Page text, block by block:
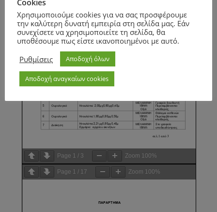
Page 1 / 3 Zoom 100%
Page 1 / 17 Zoom 100%
Cookies
Χρησιμοποιούμε cookies για να σας προσφέρουμε
την καλύτερη δυνατή εμπειρία στη σελίδα μας. Εάν
συνεχίσετε να χρησιμοποιείτε τη σελίδα, θα
υποθέσουμε πως είστε ικανοποιημένοι με αυτό.
Ρυθμίσεις
Αποδοχή όλων
Αποδοχή αναγκαίων cookies